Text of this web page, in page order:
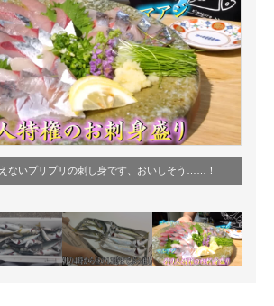
ないプリプリの刺し身です、おいしそう……！